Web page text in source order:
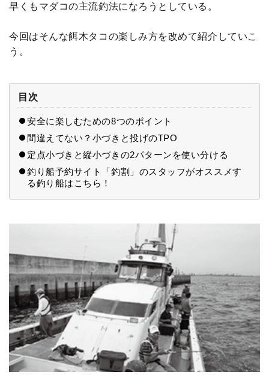
早くもマダコの主流釣法になろうとしている。
今回はそんな餌木タコの楽しみ方を改めて紹介していこ
う。
目次
安全に楽しむための8つのポイント
間違えてない？小づきと投げのTPO
定点小づきと縦小づきの2パターンを使い分ける
釣り船予約サイト「釣割」のスタッフがオススメす
る釣り船はこちら！